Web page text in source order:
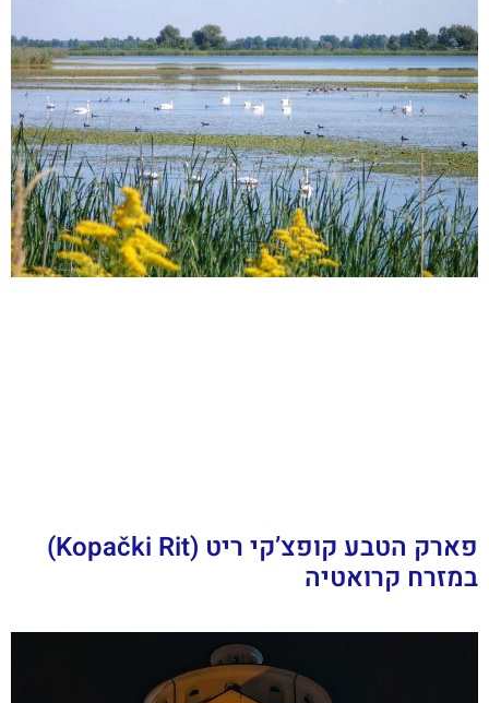
פארק הטבע קופצ’קי ריט (Kopački Rit)
במזרח קרואטיה